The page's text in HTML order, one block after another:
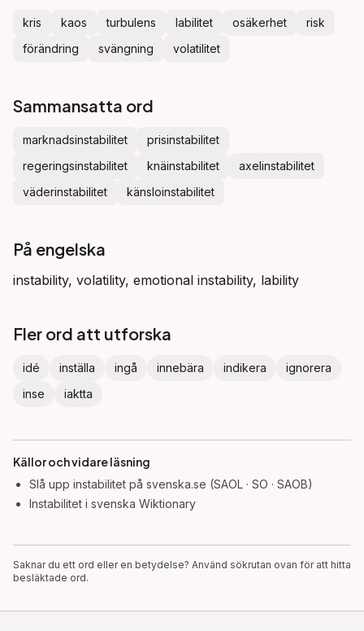
kris kaos turbulens labilitet osäkerhet
risk
förändring
svängning volatilitet
Sammansatta ord
marknadsinstabilitet
prisinstabilitet
regeringsinstabilitet
knäinstabilitet
axelinstabilitet
väderinstabilitet
känsloinstabilitet
På engelska
instability, volatility, emotional instability, lability
Fler ord att utforska
idé inställa ingå innebära indikera
ignorera
inse
iaktta
Källor och vidare läsning
Slå upp instabilitet på svenska.se (SAOL · SO · SAOB)
Instabilitet i svenska Wiktionary
Saknar du ett ord eller en betydelse? Använd sökrutan ovan för att hitta
besläktade ord.